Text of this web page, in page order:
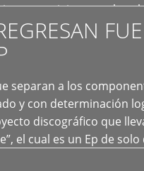
vertiginosos y
separan a los
y con determinación
discográfico que
el cual es un Ep de